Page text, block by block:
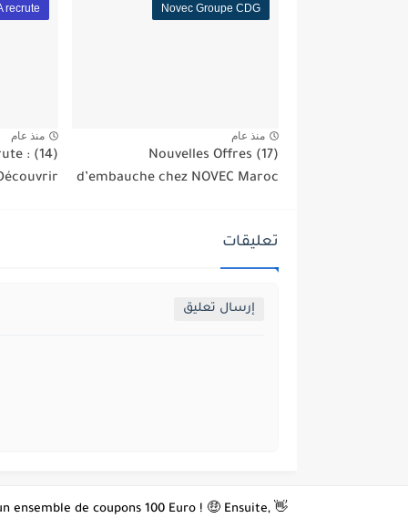
Novec Groupe CDG
منذ عام
(17) Nouvelles Offres
d’embauche chez NOVEC Maroc
recrute
منذ عام
: (14)
تعليقات
إرسال تعليق
ensemble de coupons 100 Euro ! 🤑 Ensuite,